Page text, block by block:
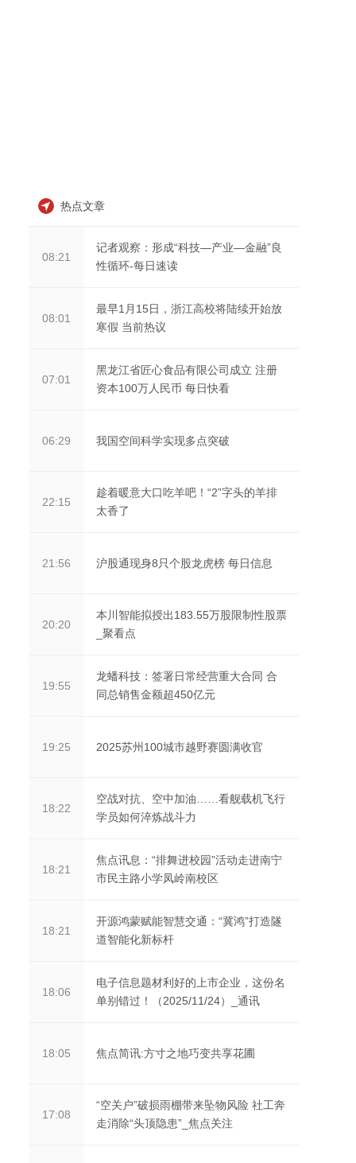
热点文章
08:21
记者观察：形成“科技—产业—金融”良
性循环-每日速读
08:01
最早1月15日，浙江高校将陆续开始放
寒假 当前热议
07:01
黑龙江省匠心食品有限公司成立 注册
资本100万人民币 每日快看
06:29 我国空间科学实现多点突破
22:15
趁着暖意大口吃羊吧！“2”字头的羊排
太香了
21:56 沪股通现身8只个股龙虎榜 每日信息
20:20
本川智能拟授出183.55万股限制性股票
_聚看点
19:55
龙蟠科技：签署日常经营重大合同 合
同总销售金额超450亿元
19:25 2025苏州100城市越野赛圆满收官
18:22
空战对抗、空中加油……看舰载机飞行
学员如何淬炼战斗力
18:21
焦点讯息：“排舞进校园”活动走进南宁
市民主路小学凤岭南校区
18:21
开源鸿蒙赋能智慧交通：“冀鸿”打造隧
道智能化新标杆
18:06
电子信息题材利好的上市企业，这份名
单别错过！（2025/11/24）_通讯
18:05 焦点简讯:方寸之地巧变共享花圃
17:08
“空关户”破损雨棚带来坠物风险 社工奔
走消除“头顶隐患”_焦点关注